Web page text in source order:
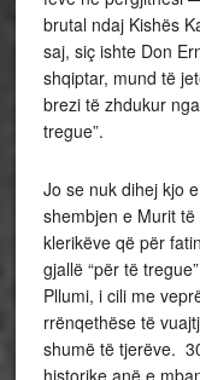
brutal ndaj Kishës
saj, siç ishte Don
shqiptar, mund të
brezi të zhdukur
tregue”.
Jo se nuk dihej kjo
shembjen e Murit
klerikëve që për
gjallë “për të
Pllumi, i cili me
rrënqethëse të
shumë të tjerëve.